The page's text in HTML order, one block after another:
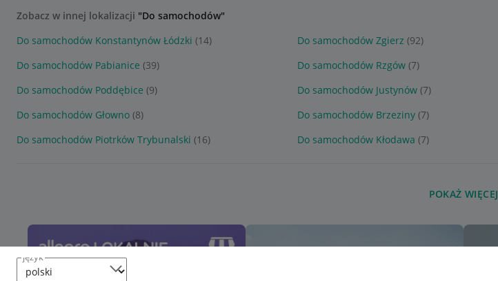
język
Zobacz w innej lokalizacji "Do samochodów"
Do samochodów Konstantynów Łódzki (14) Do samochodów Zgierz (92)
Do samochodów Pabianice (39) Do samochodów Rzgów (7)
Do samochodów Poddębice (9) Do samochodów Justynów (7)
Do samochodów Głowno (8) Do samochodów Brzeziny (7)
Do samochodów Piotrków Trybunalski (16) Do samochodów Kłodawa (7)
POKAŻ WIĘCEJ